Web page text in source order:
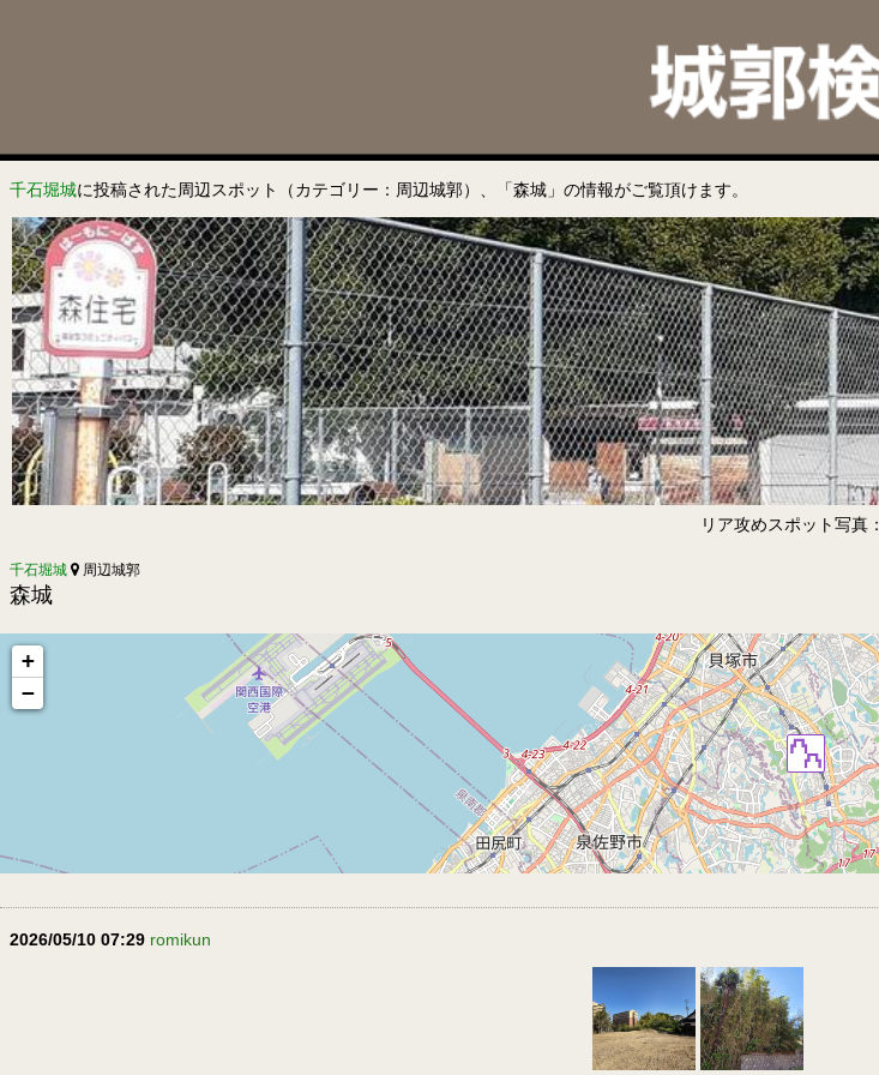
千石堀城に投稿された周辺スポット（カテゴリー：周辺城郭）、「森城」の情報がご覧頂けます。
リア攻めスポット写真：
千石堀城 周辺城郭
森城
+
−
2026/05/10 07:29 romikun